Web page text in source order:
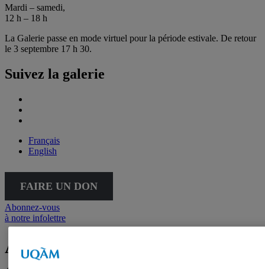
Mardi – samedi,
12 h – 18 h
La Galerie passe en mode virtuel pour la période estivale. De retour
le 3 septembre 17 h 30.
Suivez la galerie
Français
English
FAIRE UN DON
Abonnez-vous
à notre infolettre
Accessibilité